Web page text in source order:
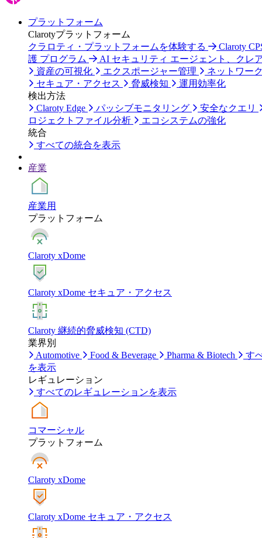
プラットフォーム
Clarotyプラットフォーム
クラロティ・プラットフォームを体験する
Claroty
護 プログラム
AI セキュリティ エージェント、クレ
資産の可視化
エクスポージャー管理
ネットワー
セキュア・アクセス
脅威検知
運用効率化
検出方法
Claroty Edge
パッシブモニタリング
安全なクエリ
ロジェクトファイル分析
エコシステムの強化
統合
すべての統合を表示
産業
産業用
プラットフォーム
Claroty xDome
Claroty xDome セキュア・アクセス
Claroty 継続的脅威検知 (CTD)
業界別
Automotive
Food & Beverage Pharma & Biotech
す
を表示
レギュレーション
すべてのレギュレーションを表示
コマーシャル
プラットフォーム
Claroty xDome
Claroty xDome セキュア・アクセス